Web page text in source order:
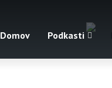
Domov Podkasti